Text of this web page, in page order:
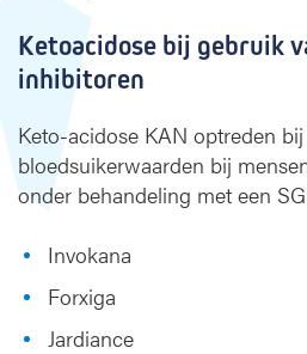
Ketoacidose bij gebruik
inhibitoren
Keto-acidose KAN optreden
bloedsuikerwaarden bij
onder behandeling met een
Invokana
Forxiga
Jardiance